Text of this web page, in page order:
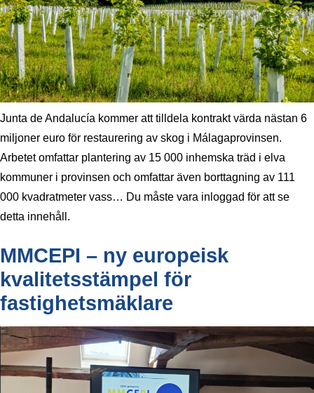
Junta de Andalucía kommer att tilldela kontrakt värda nästan 6
miljoner euro för restaurering av skog i Málagaprovinsen.
Arbetet omfattar plantering av 15 000 inhemska träd i elva
kommuner i provinsen och omfattar även borttagning av 111
000 kvadratmeter vass… Du måste vara inloggad för att se
detta innehåll.
MMCEPI – ny europeisk
kvalitetsstämpel för
fastighetsmäklare